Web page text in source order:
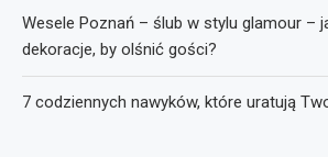
Wesele Poznań – ślub w stylu glamour –
dekoracje, by olśnić gości?
7 codziennych nawyków, które uratują